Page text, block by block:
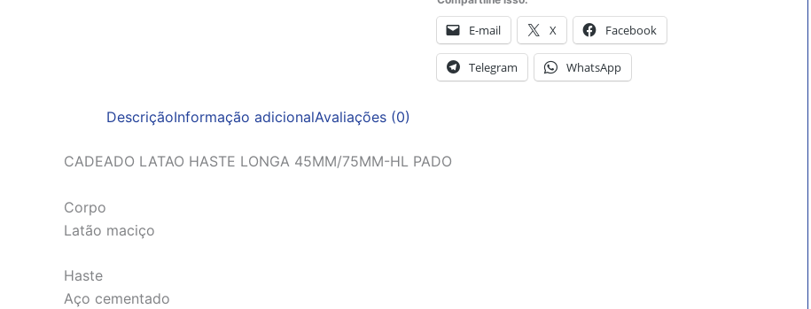
E-mail X Facebook
Telegram WhatsApp
DescriçãoInformação adicionalAvaliações (0)
CADEADO LATAO HASTE LONGA 45MM/75MM-HL PADO
Corpo
Latão maciço
Haste
Aço cementado